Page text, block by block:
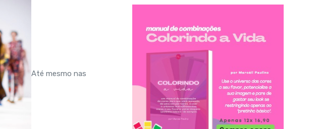
Até mesmo nas